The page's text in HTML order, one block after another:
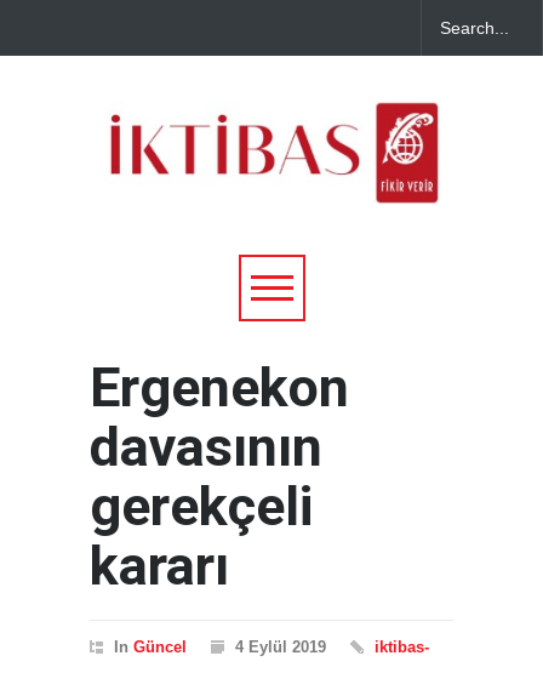
Ergenekon
davasının
gerekçeli
kararı
In Güncel 4 Eylül 2019 iktibas-